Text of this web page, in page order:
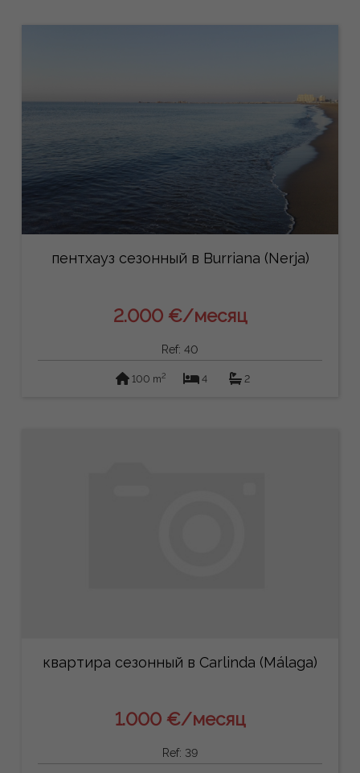
пентхауз сезонный в Burriana (Nerja)
2.000 €/месяц
Ref: 40
100 m2 4 2
квартира сезонный в Carlinda (Málaga)
1.000 €/месяц
Ref: 39